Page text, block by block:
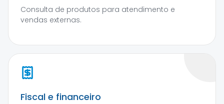
Consulta de produtos para atendimento e
vendas externas.
Fiscal e financeiro